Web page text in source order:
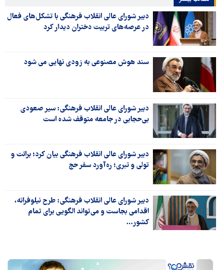
دبیر شورای عالی انقلاب فرهنگی با تشکل‌های فعال
در عرصه‌های تربیت دختران دیدار کرد
سند هوش مصنوعی به زودی نهایی می شود
دبیر شورای عالی انقلاب فرهنگی: سیر صعودی
بی‌حجابی در جامعه متوقف شده است
دبیر شورای عالی انقلاب فرهنگی بیان کرد؛ برائت و
تولی و تبری؛ ره‌آورد سفر حج
دبیر شورای عالی انقلاب فرهنگی: طرح نیلوفرانه،
اقدامی بجاست و می‌تواند الگویی برای تمام
کشور…